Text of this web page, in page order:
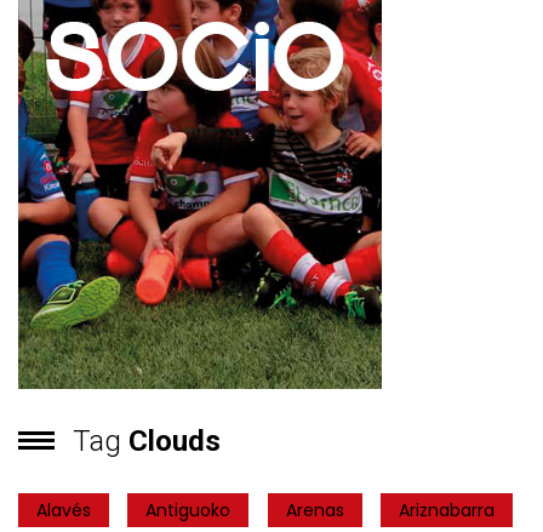
Tag Clouds
Alavés Antiguoko Arenas
Ariznabarra